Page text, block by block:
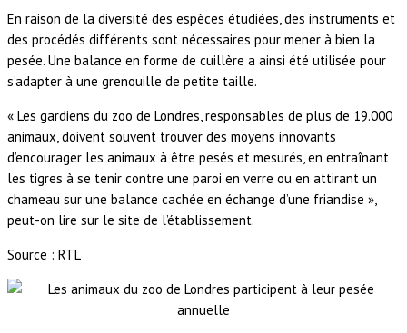
En raison de la diversité des espèces étudiées, des instruments et
des procédés différents sont nécessaires pour mener à bien la
pesée. Une balance en forme de cuillère a ainsi été utilisée pour
s’adapter à une grenouille de petite taille.
« Les gardiens du zoo de Londres, responsables de plus de 19.000
animaux, doivent souvent trouver des moyens innovants
d’encourager les animaux à être pesés et mesurés, en entraînant
les tigres à se tenir contre une paroi en verre ou en attirant un
chameau sur une balance cachée en échange d’une friandise »,
peut-on lire sur le site de l’établissement.
Source : RTL